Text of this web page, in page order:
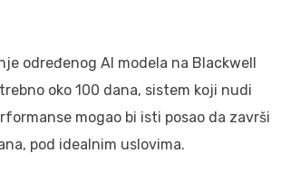
određenog AI modela na Blackwell
oko 100 dana, sistem koji nudi
mogao bi isti posao da završi
pod idealnim uslovima.